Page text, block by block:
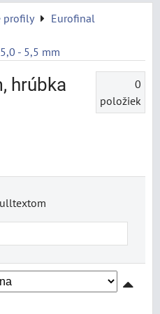
profily
Eurofinal
- 5,5 mm
hrúbka
0
položiek